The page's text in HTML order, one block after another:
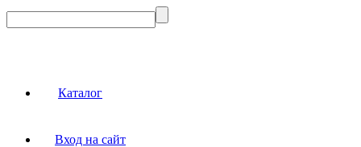
Каталог
Вход на сайт